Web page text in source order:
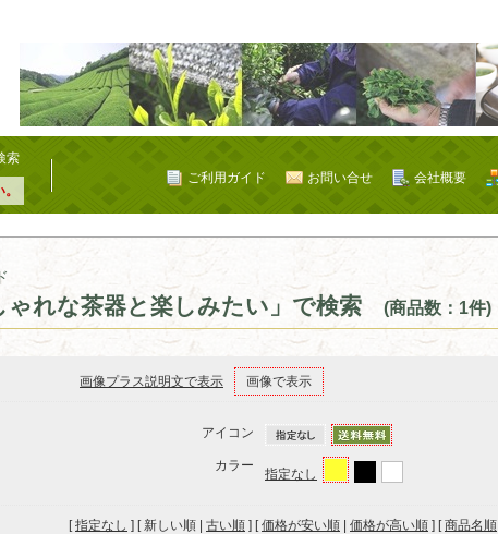
索
会社概要
お問い合せ
ご利用ガイド
ゃれな茶器と楽しみたい」で検索 (商品数：1件)
画像プラス説明文で表示 画像で表示
アイコン
カラー
指定なし
[指定なし ] [ 新しい順 | 古い順 ] [価格が安い順 価格が高い順 ] [商品名順